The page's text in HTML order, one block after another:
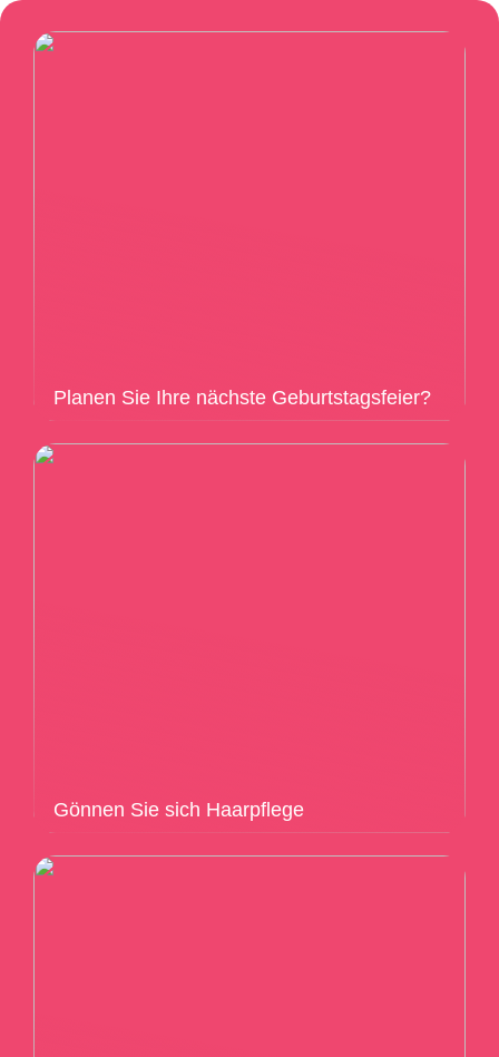
Planen Sie Ihre nächste Geburtstagsfeier?
Gönnen Sie sich Haarpflege